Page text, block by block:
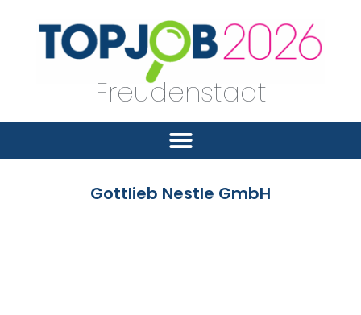
Freudenstadt
Gottlieb Nestle GmbH